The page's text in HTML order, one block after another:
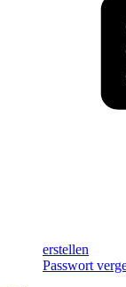
erstellen
Passwort